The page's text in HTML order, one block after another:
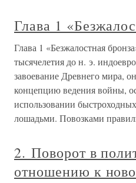
Глава 1
Глава 1 «Безжалостная
тысячелетия до н. э.
завоевание Древнего мира,
концепцию ведения войны,
использовании
лошадьми. Повозками
2. Поворот в
отношению к